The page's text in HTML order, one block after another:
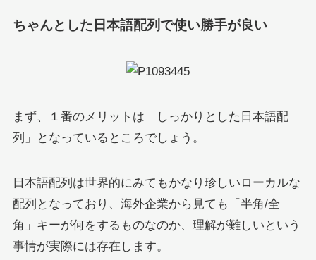
ちゃんとした日本語配列で使い勝手が良い
まず、１番のメリットは「しっかりとした日本語配
列」となっているところでしょう。
日本語配列は世界的にみてもかなり珍しいローカルな
配列となっており、海外企業から見ても「半角/全
角」キーが何をするものなのか、理解が難しいという
事情が実際には存在します。